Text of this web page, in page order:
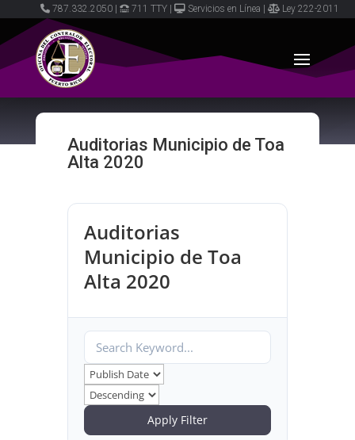
787.332.2050 711 TTY Servicios en Línea Ley 222-2011
Auditorias Municipio de Toa
Alta 2020
Auditorias
Municipio de Toa
Alta 2020
Apply Filter